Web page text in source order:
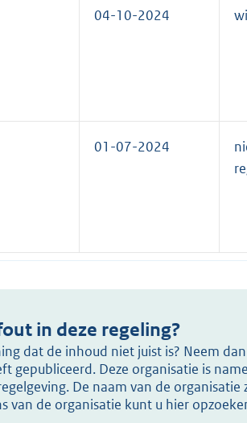
04-10-2024
01-07-2024
in deze regeling?
dat de inhoud niet juist is? Neem
gepubliceerd. Deze organisatie is
De naam van de organisatie
van de organisatie kunt u hier